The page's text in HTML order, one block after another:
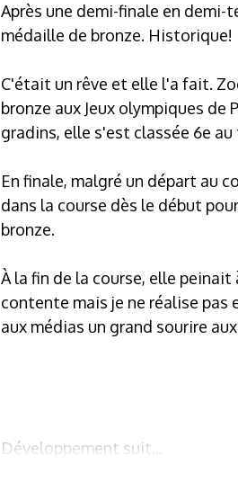
Après une demi-finale en demi-
médaille de bronze. Historique!
C'était un rêve et elle l'a fait.
bronze aux Jeux olympiques de
gradins, elle s'est classée 6e
En finale, malgré un départ au
dans la course dès le début
bronze.
À la fin de la course, elle
contente mais je ne réalise pas
aux médias un grand sourire
Développement suit...